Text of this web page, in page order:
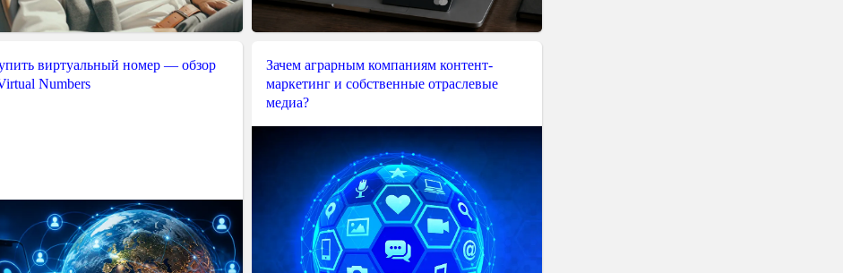
виртуальный номер — обзор
Numbers
Зачем аграрным компаниям контент-
маркетинг и собственные отраслевые
медиа?